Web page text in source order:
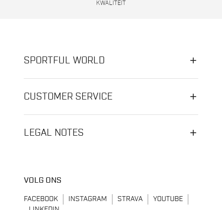
KWALITEIT
SPORTFUL WORLD
CUSTOMER SERVICE
LEGAL NOTES
VOLG ONS
FACEBOOK INSTAGRAM STRAVA
YOUTUBE